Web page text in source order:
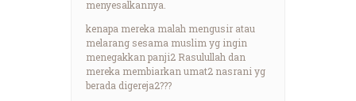
menyesalkannya.
kenapa mereka malah mengusir atau
melarang sesama muslim yg ingin
menegakkan panji2 Rasulullah dan
mereka membiarkan umat2 nasrani yg
berada digereja2???